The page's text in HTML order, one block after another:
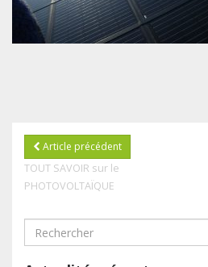
Article précédent
TOUT SAVOIR sur le
PHOTOVOLTAÏQUE